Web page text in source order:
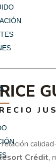
Crédit,